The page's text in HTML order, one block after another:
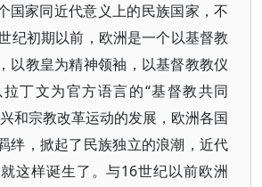
国家同近代意义上的民族国家，不
纪初期以前，欧洲是一个以基督教
以教皇为精神领袖，以基督教教仪
丁文为官方语言的“基督教共同
和宗教改革运动的发展，欧洲各国
绊，掀起了民族独立的浪潮，近代
这样诞生了。与16世纪以前欧洲